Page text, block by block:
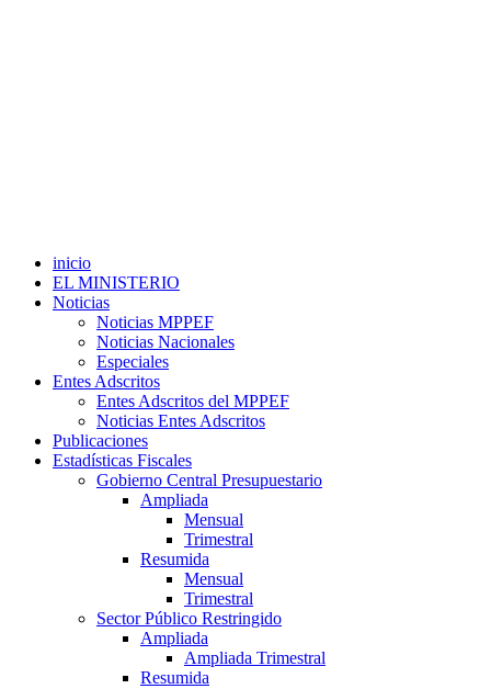
inicio
EL MINISTERIO
Noticias
Noticias MPPEF
Noticias Nacionales
Especiales
Entes Adscritos
Entes Adscritos del MPPEF
Noticias Entes Adscritos
Publicaciones
Estadísticas Fiscales
Gobierno Central Presupuestario
Ampliada
Mensual
Trimestral
Resumida
Mensual
Trimestral
Sector Público Restringido
Ampliada
Ampliada Trimestral
Resumida